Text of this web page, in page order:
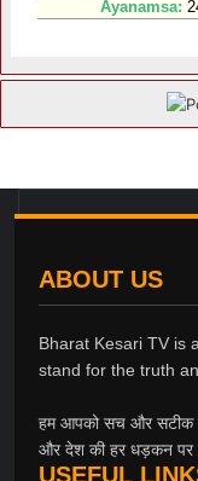
ABOUT US
Bharat Kesari TV is
stand for the truth
हम आपको सच और सटीक
और देश की हर धड़कन पर
USEFUL